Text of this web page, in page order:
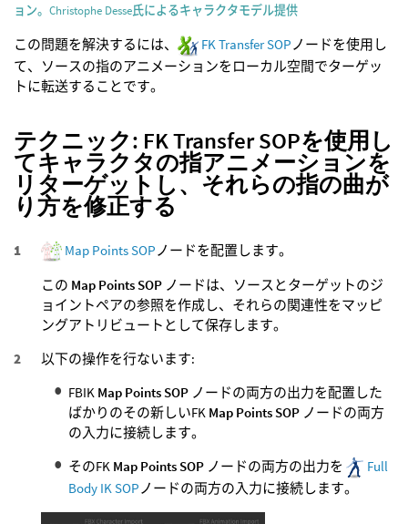
ョン。Christophe Desse氏によるキャラクタモデル提供
この問題を解決するには、 FK Transfer SOPノードを使用し
て、ソースの指のアニメーションをローカル空間でターゲッ
トに転送することです。
テクニック: FK Transfer SOPを使用し
てキャラクタの指アニメーションを
リターゲットし、それらの指の曲が
り方を修正する
Map Points SOP ノードを配置します。
この Map Points SOP ノードは、ソースとターゲットのジ
ョイントペアの参照を作成し、それらの関連性をマッピ
ングアトリビュートとして保存します。
以下の操作を行ないます:
FBIK Map Points SOP ノードの両方の出力を配置した
ばかりのその新しいFK Map Points SOP ノードの両方
の入力に接続します。
そのFK Map Points SOP ノードの両方の出力を
Full
Body IK SOPノードの両方の入力に接続します。